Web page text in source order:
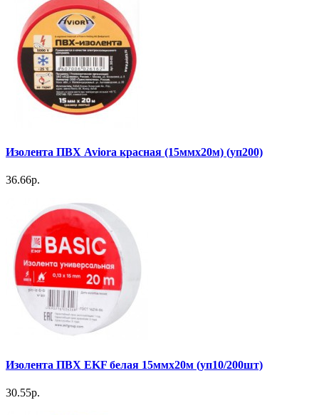
Изолента ПВХ Aviora красная (15ммх20м) (уп200)
36.66р.
Изолента ПВХ EKF белая 15ммх20м (уп10/200шт)
30.55р.